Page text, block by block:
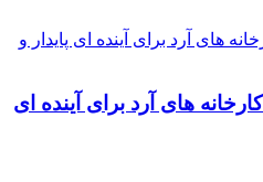
‌های آرد برای آینده‌ ای